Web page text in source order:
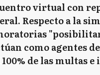
virtual con
Respecto a la
como agentes
de las multas